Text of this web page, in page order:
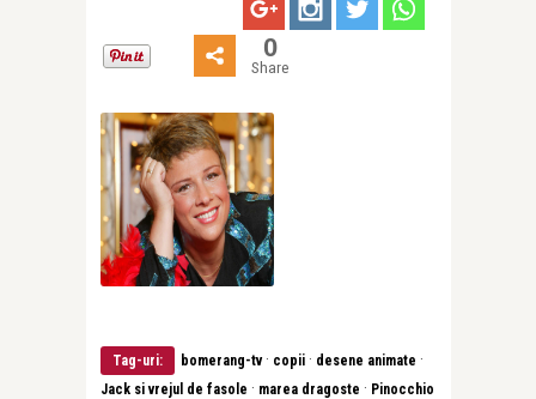
0
Share
Tag-uri: bomerang-tv· copii · desene animate ·
Jack si vrejul de fasole · marea dragoste · Pinocchio